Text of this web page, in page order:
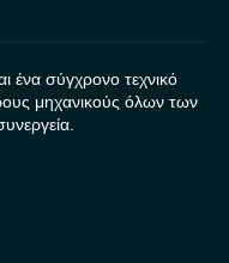
ένα σύγχρονο τεχνικό
μηχανικούς όλων των